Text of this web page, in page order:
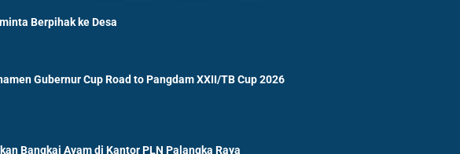
Berpihak ke Desa
Gubernur Cup Road to Pangdam XXII/TB Cup 2026
Bangkai Ayam di Kantor PLN Palangka Raya